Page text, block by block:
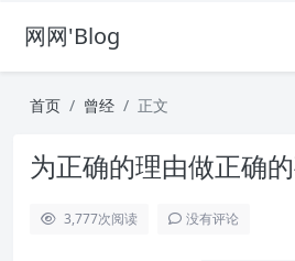
网网'Blog
首页 曾经 正文
为正确的理由做正确
3,777次阅读 没有评论